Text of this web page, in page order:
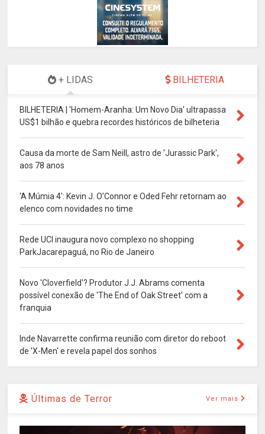
+ LIDAS BILHETERIA
BILHETERIA | 'Homem-Aranha: Um Novo Dia' ultrapassa
US$1 bilhão e quebra recordes históricos de bilheteria
Causa da morte de Sam Neill, astro de 'Jurassic Park',
aos 78 anos
'A Múmia 4': Kevin J. O’Connor e Oded Fehr retornam ao
elenco com novidades no time
Rede UCI inaugura novo complexo no shopping
ParkJacarepaguá, no Rio de Janeiro
Novo 'Cloverfield'? Produtor J.J. Abrams comenta
possível conexão de 'The End of Oak Street' com a
franquia
Inde Navarrette confirma reunião com diretor do reboot
de 'X-Men' e revela papel dos sonhos
Últimas de Terror Ver mais